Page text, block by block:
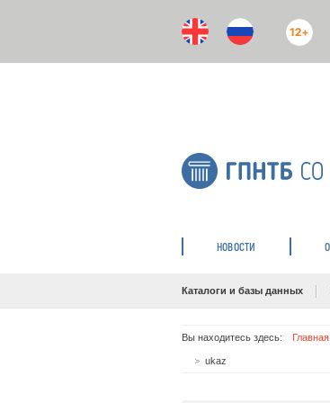
12+
НОВОСТИ
Каталоги и базы данных
Вы находитесь здесь: Главная
ukaz